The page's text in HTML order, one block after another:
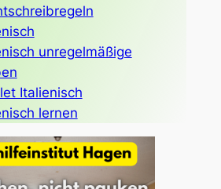
unregelmäßige
Italienisch
lernen